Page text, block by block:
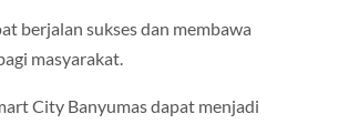
berjalan sukses dan membawa
masyarakat.
City Banyumas dapat menjadi